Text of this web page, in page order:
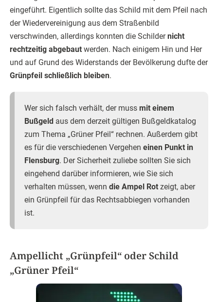
eingeführt. Eigentlich sollte das Schild mit dem Pfeil nach
der Wiedervereinigung aus dem Straßenbild
verschwinden, allerdings konnten die Schildernicht
rechtzeitig abgebaut werden. Nach einigem Hin und Her
und auf Grund des Widerstands der Bevölkerung dufte der
Grünpfeil schließlich bleiben.
Wer sich falsch verhält, der muss mit einem
Bußgeld aus dem derzeit gültigen Bußgeldkatalog
zum Thema „Grüner Pfeil“ rechnen. Außerdem gibt
es für die verschiedenen Vergehen einen Punkt in
Flensburg. Der Sicherheit zuliebe sollten Sie sich
eingehend darüber informieren, wie Sie sich
verhalten müssen, wenn die Ampel Rot zeigt, aber
ein Grünpfeil für das Rechtsabbiegen vorhanden
ist.
Ampellicht „Grünpfeil“ oder Schild
„Grüner Pfeil“